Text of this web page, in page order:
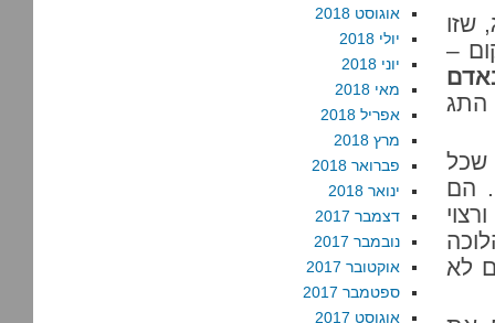
שזו
–
התג
שכל
הם
לא
אוגוסט 2018
יולי 2018
יוני 2018
מאי 2018
אפריל 2018
מרץ 2018
פברואר 2018
ינואר 2018
דצמבר 2017
נובמבר 2017
אוקטובר 2017
ספטמבר 2017
אוגוסט 2017